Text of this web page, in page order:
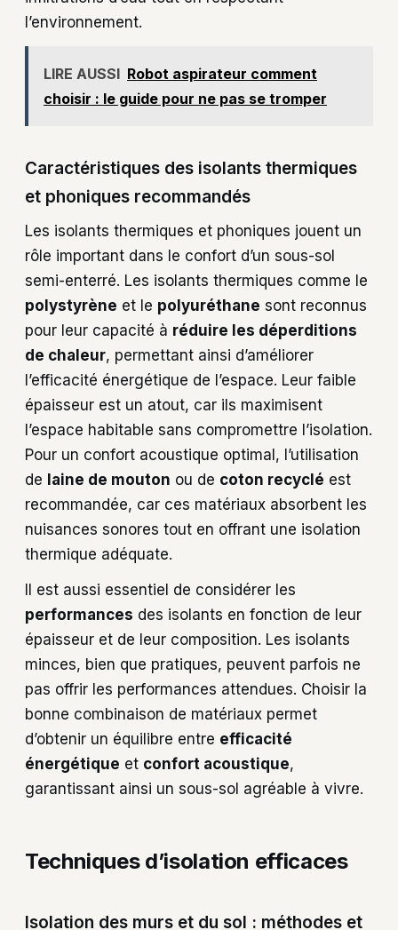
l’environnement.
LIRE AUSSI Robot aspirateur comment
choisir : le guide pour ne pas se tromper
Caractéristiques des isolants thermiques
et phoniques recommandés
Les isolants thermiques et phoniques jouent un
rôle important dans le confort d’un sous-sol
semi-enterré. Les isolants thermiques comme le
polystyrène et le polyuréthane sont reconnus
pour leur capacité à réduire les déperditions
de chaleur, permettant ainsi d’améliorer
l’efficacité énergétique de l’espace. Leur faible
épaisseur est un atout, car ils maximisent
l’espace habitable sans compromettre l’isolation.
Pour un confort acoustique optimal, l’utilisation
de laine de mouton ou de coton recyclé est
recommandée, car ces matériaux absorbent les
nuisances sonores tout en offrant une isolation
thermique adéquate.
Il est aussi essentiel de considérer les
performances des isolants en fonction de leur
épaisseur et de leur composition. Les isolants
minces, bien que pratiques, peuvent parfois ne
pas offrir les performances attendues. Choisir la
bonne combinaison de matériaux permet
d’obtenir un équilibre entre efficacité
énergétique et confort acoustique,
garantissant ainsi un sous-sol agréable à vivre.
Techniques d’isolation efficaces
Isolation des murs et du sol : méthodes et